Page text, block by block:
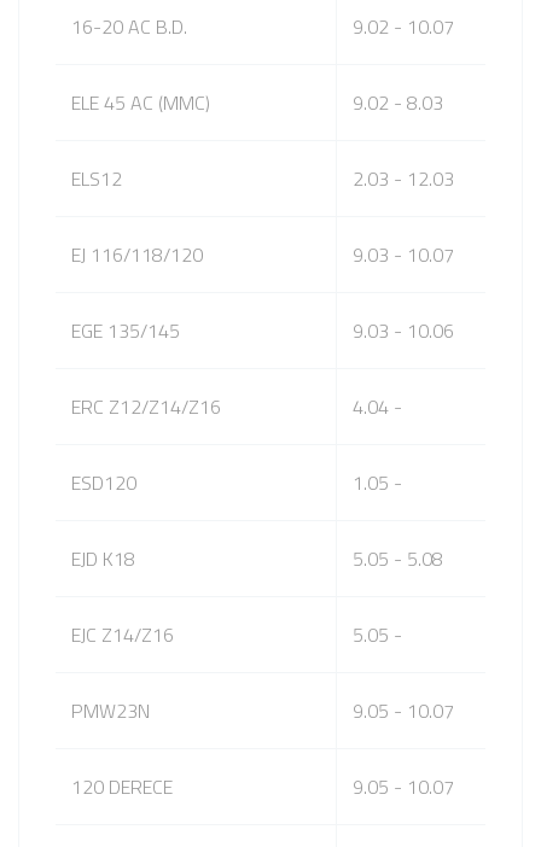
16-20 AC B.D. 9.02 - 10.07
ELE 45 AC (MMC) 9.02 - 8.03
ELS12 2.03 - 12.03
EJ 116/118/120 9.03 - 10.07
EGE 135/145 9.03 - 10.06
ERC Z12/Z14/Z16 4.04 -
ESD120 1.05 -
EJD K18 5.05 - 5.08
EJC Z14/Z16 5.05 -
PMW23N 9.05 - 10.07
120 DERECE 9.05 - 10.07